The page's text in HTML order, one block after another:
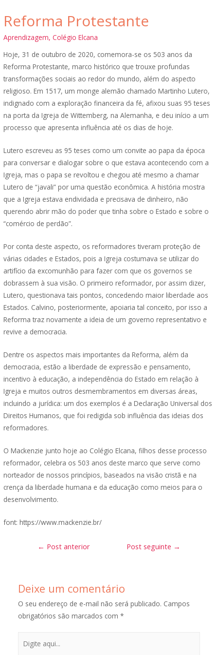
Reforma Protestante
Aprendizagem,Colégio Elcana
Hoje, 31 de outubro de 2020, comemora-se os 503 anos da
Reforma Protestante, marco histórico que trouxe profundas
transformações sociais ao redor do mundo, além do aspecto
religioso. Em 1517, um monge alemão chamado Martinho Lutero,
indignado com a exploração financeira da fé, afixou suas 95 teses
na porta da Igreja de Wittemberg, na Alemanha, e deu início a um
processo que apresenta influência até os dias de hoje.
Lutero escreveu as 95 teses como um convite ao papa da época
para conversar e dialogar sobre o que estava acontecendo com a
Igreja, mas o papa se revoltou e chegou até mesmo a chamar
Lutero de “javali” por uma questão econômica. A história mostra
que a Igreja estava endividada e precisava de dinheiro, não
querendo abrir mão do poder que tinha sobre o Estado e sobre o
“comércio de perdão”.
Por conta deste aspecto, os reformadores tiveram proteção de
várias cidades e Estados, pois a Igreja costumava se utilizar do
artifício da excomunhão para fazer com que os governos se
dobrassem à sua visão. O primeiro reformador, por assim dizer,
Lutero, questionava tais pontos, concedendo maior liberdade aos
Estados. Calvino, posteriormente, apoiaria tal conceito, por isso a
Reforma traz novamente a ideia de um governo representativo e
revive a democracia.
Dentre os aspectos mais importantes da Reforma, além da
democracia, estão a liberdade de expressão e pensamento,
incentivo à educação, a independência do Estado em relação à
Igreja e muitos outros desmembramentos em diversas áreas,
incluindo a jurídica: um dos exemplos é a Declaração Universal dos
Direitos Humanos, que foi redigida sob influência das ideias dos
reformadores.
O Mackenzie junto hoje ao Colégio Elcana, filhos desse processo
reformador, celebra os 503 anos deste marco que serve como
norteador de nossos princípios, baseados na visão cristã e na
crença da liberdade humana e da educação como meios para o
desenvolvimento.
font: https://www.mackenzie.br/
Navegação
← Post anterior Post seguinte →
Deixe um comentário
O seu endereço de e-mail não será publicado. Campos
obrigatórios são marcados com *
aqui...